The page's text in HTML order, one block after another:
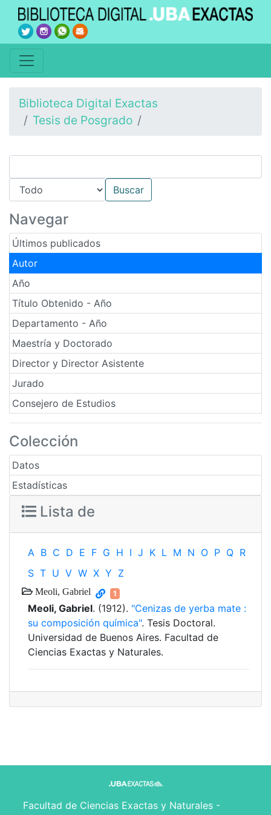
Biblioteca Digital Exactas
Tesis de Posgrado
Navegar
Últimos publicados
Autor
Año
Título Obtenido - Año
Departamento - Año
Maestría y Doctorado
Director y Director Asistente
Jurado
Consejero de Estudios
Colección
Datos
Estadísticas
Lista de
A B C D E F G H I J K L M N O P Q R
S T U V W X Y Z
Meoli, Gabriel 1
Meoli, Gabriel. (1912). "Cenizas de yerba mate :
su composición química". Tesis Doctoral.
Universidad de Buenos Aires. Facultad de
Ciencias Exactas y Naturales.
Facultad de Ciencias Exactas y Naturales -